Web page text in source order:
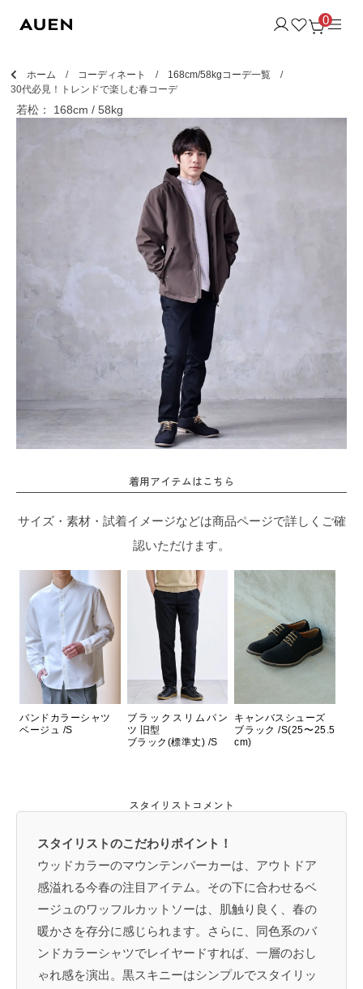
0
ホーム コーディネート
168cm/58kgコーデ一覧
30代必見！トレンドで楽しむ春コーデ
若松： 168cm / 58kg
着用アイテムはこちら
サイズ・素材・試着イメージなどは商品ページで詳しくご確
認いただけます。
バンドカラーシャツ
ベージュ /S
ブラックスリムパン
ツ 旧型
ブラック(標準丈) /S
キャンバスシューズ
ブラック /S(25〜25.5
cm)
スタイリストコメント
スタイリストのこだわりポイント！
ウッドカラーのマウンテンパーカーは、アウトドア
感溢れる今春の注目アイテム。その下に合わせるベ
ージュのワッフルカットソーは、肌触り良く、春の
暖かさを存分に感じられます。さらに、同色系のバ
ンドカラーシャツでレイヤードすれば、一層のおし
ゃれ感を演出。黒スキニーはシンプルでスタイリッ